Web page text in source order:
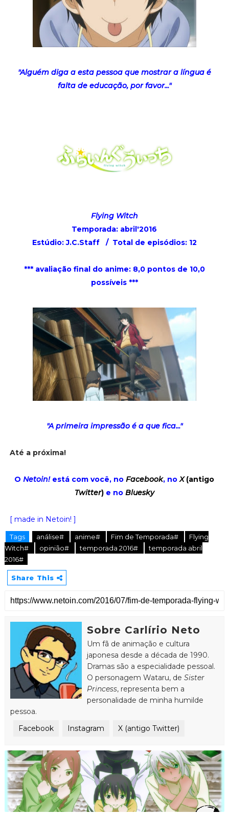
"Alguém diga a esta pessoa que mostrar a língua é
falta de educação, por favor..."
Flying Witch
Temporada: abril'2016
Estúdio: J.C.Staff / Total de episódios: 12
*** avaliação final do anime: 8,0 pontos de 10,0
possíveis ***
"A primeira impressão é a que fica..."
Até a próxima!
ONetoin!está com você, noFacebook, noX(antigo
Twitter)e no Bluesky
[ made in Netoin! ]
Tags análise# anime# Fim de Temporada#
Flying
Witch#
opinião# temporada 2016#
temporada abril
2016#
Share This
Sobre Carlírio Neto
Um fã de animação e cultura
japonesa desde a década de 1990.
Dramas são a especialidade pessoal.
O personagem Wataru, de Sister
Princess, representa bem a
personalidade de minha humilde
pessoa.
Facebook
Instagram X (antigo Twitter)